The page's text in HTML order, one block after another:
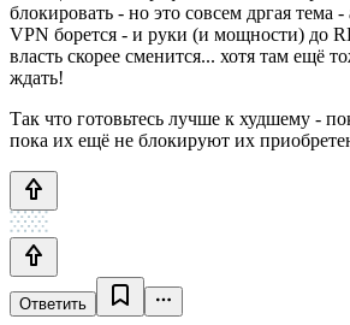
блокировать - но это совсем дргая тема
VPN борется - и руки (и мощности) до
власть скорее сменится... хотя там ещё
ждать!
Так что готовьтесь лучше к худшему -
пока их ещё не блокируют их
Ответить